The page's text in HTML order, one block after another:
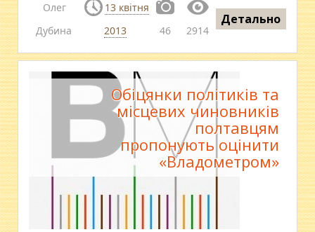
Олег
Дубина
13 квітня
2013
46 2914
Детально
Обіцянки політиків та
місцевих чиновників
полтавцям
пропонують оцінити
«Владометром»